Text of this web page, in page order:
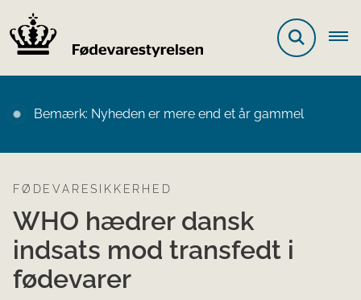
Bemærk: Nyheden er mere end et år gammel
FØDEVARESIKKERHED
WHO hædrer dansk
indsats mod transfedt i
fødevarer